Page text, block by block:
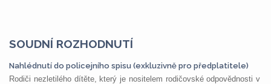
SOUDNÍ ROZHODNUTÍ
Nahlédnutí do policejního spisu (exkluzivně pro předplatitele)
Rodiči nezletilého dítěte, který je nositelem rodičovské odpovědnosti v